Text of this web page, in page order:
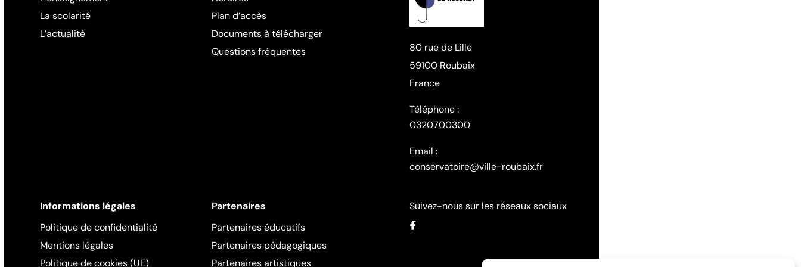
La scolarité
L’actualité
Plan d’accès
Documents à télécharger
Questions fréquentes
80 rue de Lille
59100 Roubaix
France
Téléphone :
0320700300
Email :
conservatoire@ville-roubaix.fr
Informations légales
Politique de confidentialité
Mentions légales
Politique de cookies (UE)
Partenaires
Partenaires éducatifs
Partenaires pédagogiques
Partenaires artistiques
Suivez-nous sur les réseaux sociaux